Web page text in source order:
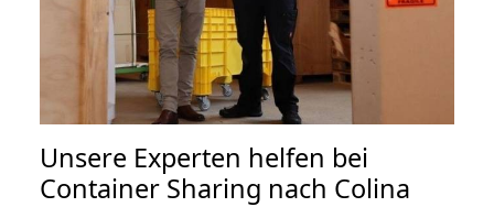
Unsere Experten helfen bei
Container Sharing nach Colina